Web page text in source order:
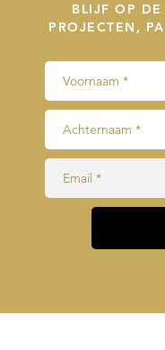
BLIJF OP
PROJECTEN,